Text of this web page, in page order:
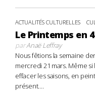
ACTUALITÉS CULTURELLES
Le Printemps en
parAnaë Leffray
Nous fêtions la semaine
mercredi 21 mars. Même
effacer les saisons, en
présent....